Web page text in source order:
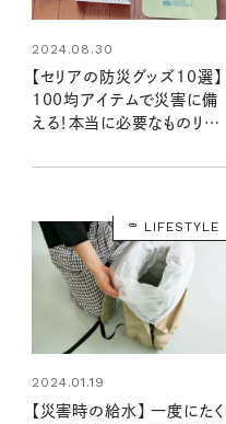
2024.08.30
【セリアの防災グッズ10選】
100均アイテムで災害に備
える！本当に必要なものリス
の『本当にいいもの』第11回
LIFESTYLE
2024.01.19
【災害時の給水】 一度にたく